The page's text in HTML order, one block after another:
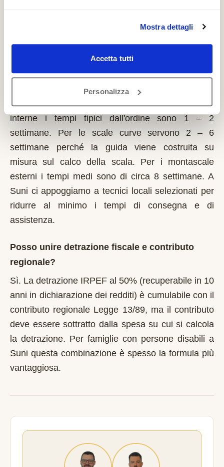
Mostra dettagli
Accetta tutti
Personalizza
con limitazioni motorie documentate, proprietari o
affittuari dell'immobile.
Quanto tempo serve per installare un
Dopo il sopralluogo gratuito, per le scale dritte
interne i tempi tipici dall'ordine sono 1 – 2
settimane. Per le scale curve servono 2 – 6
settimane perché la guida viene costruita su
misura sul calco della scala. Per i montascale
esterni i tempi medi sono di circa 8 settimane. A
Suni ci appoggiamo a tecnici locali selezionati per
ridurre al minimo i tempi di consegna e di
assistenza.
Posso unire detrazione fiscale e contributo
regionale?
Sì. La detrazione IRPEF al 50% (recuperabile in 10
anni in dichiarazione dei redditi) è cumulabile con il
contributo regionale Legge 13/89, ma il contributo
deve essere sottratto dalla spesa su cui si calcola
la detrazione. Per famiglie con persone disabili a
Suni questa combinazione è spesso la formula più
vantaggiosa.